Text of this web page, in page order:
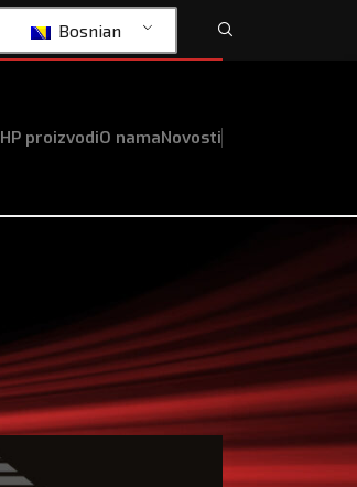
Bosnian
HP proizvodiO namaNovosti